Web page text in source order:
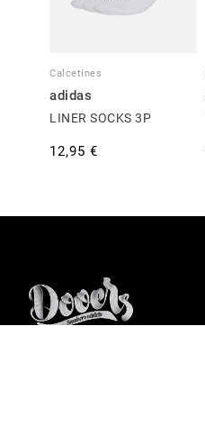
Calcetines
adidas
LINER SOCKS 3P
12,95 €